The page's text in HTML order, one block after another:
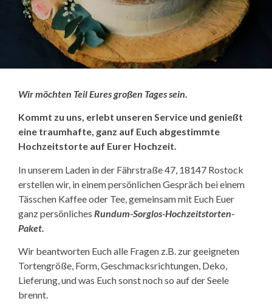
Wir möchten Teil Eures großen Tages sein.
Kommt zu uns, erlebt unseren Service und genießt
eine traumhafte, ganz auf Euch abgestimmte
Hochzeitstorte auf Eurer Hochzeit.
In unserem Laden in der Fährstraße 47, 18147 Rostock
erstellen wir, in einem persönlichen Gespräch bei einem
Tässchen Kaffee oder Tee, gemeinsam mit Euch Euer
ganz persönliches Rundum-Sorglos-Hochzeitstorten-
Paket.
Wir beantworten Euch alle Fragen z.B. zur geeigneten
Tortengröße, Form, Geschmacksrichtungen, Deko,
Lieferung, und was Euch sonst noch so auf der Seele
brennt.